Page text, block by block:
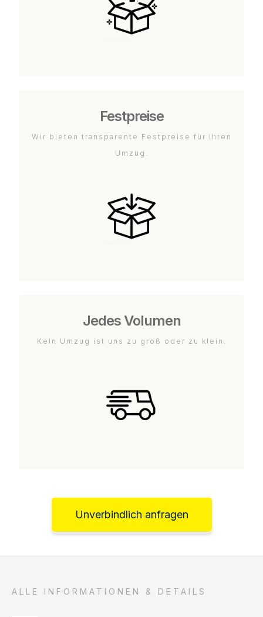
Festpreise
Wir bieten transparente Festpreise für Ihren
Umzug.
Jedes Volumen
Kein Umzug ist uns zu groß oder zu klein.
Unverbindlich anfragen
ALLE INFORMATIONEN & DETAILS